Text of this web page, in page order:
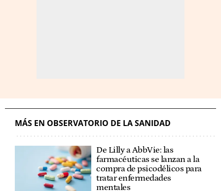
MÁS EN OBSERVATORIO DE LA SANIDAD
De Lilly a AbbVie: las
farmacéuticas se lanzan a la
compra de psicodélicos para
tratar enfermedades
mentales